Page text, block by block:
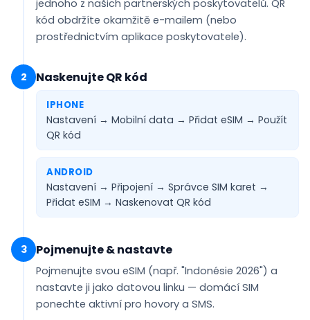
jednoho z našich partnerských poskytovatelů. QR
kód obdržíte okamžitě e-mailem (nebo
prostřednictvím aplikace poskytovatele).
2 Naskenujte QR kód
IPHONE
Nastavení → Mobilní data → Přidat eSIM → Použít
QR kód
ANDROID
Nastavení → Připojení → Správce SIM karet →
Přidat eSIM → Naskenovat QR kód
3 Pojmenujte & nastavte
Pojmenujte svou eSIM (např. "Indonésie 2026") a
nastavte ji jako datovou linku — domácí SIM
ponechte aktivní pro hovory a SMS.